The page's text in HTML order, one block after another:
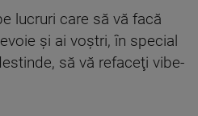
lucruri care să vă facă
şi ai voştri, în special
să vă refaceţi vibe-